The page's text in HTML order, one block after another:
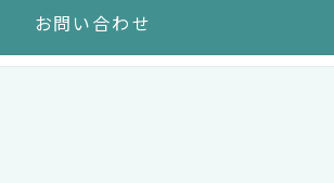
お問い合わせ